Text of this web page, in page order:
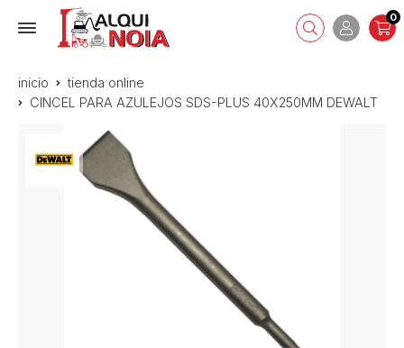
0
inicio
tienda online
CINCEL PARA AZULEJOS SDS-PLUS 40X250MM DEWALT